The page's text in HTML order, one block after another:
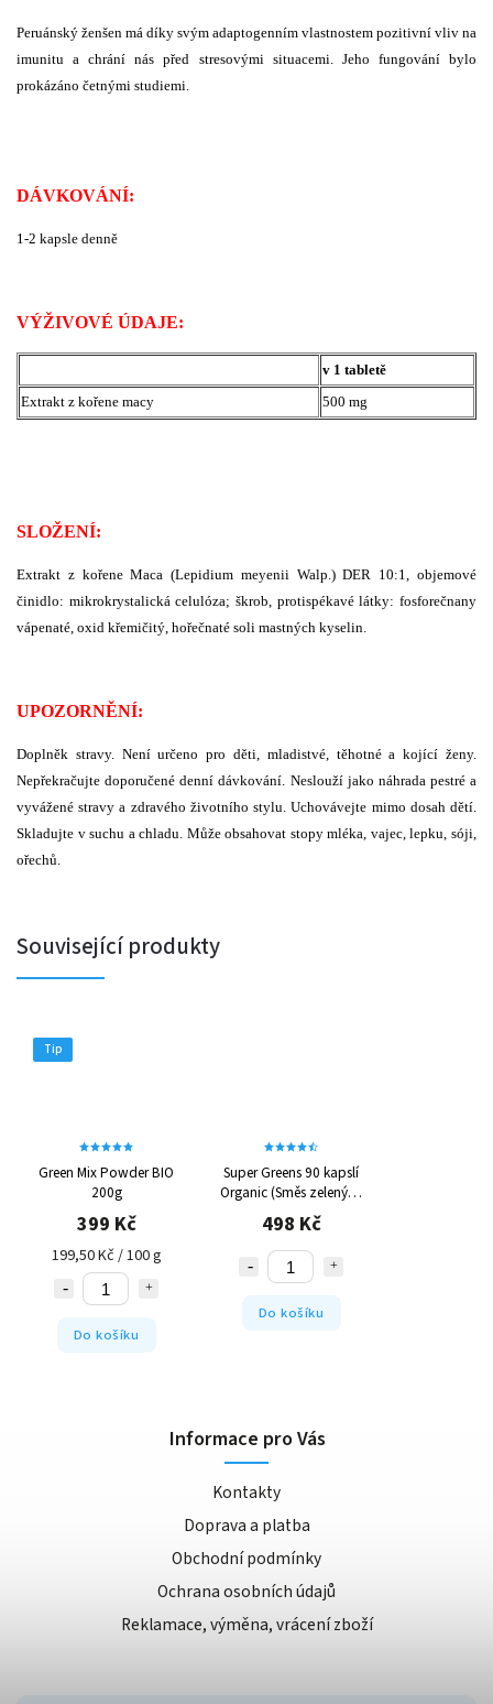
Peruánský ženšen má díky svým adaptogenním vlastnostem pozitivní vliv na
imunitu a chrání nás před stresovými situacemi. Jeho fungování bylo
prokázáno četnými studiemi.
DÁVKOVÁNÍ:
1-2 kapsle denně
VÝŽIVOVÉ ÚDAJE:
v 1 tabletě
Extrakt z kořene macy
500 mg
SLOŽENÍ:
Extrakt z kořene Maca (Lepidium meyenii Walp.) DER 10:1, objemové
činidlo: mikrokrystalická celulóza; škrob, protispékavé látky: fosforečnany
vápenaté, oxid křemičitý, hořečnaté soli mastných kyselin.
UPOZORNĚNÍ:
Doplněk stravy. Není určeno pro děti, mladistvé, těhotné a kojící ženy.
Nepřekračujte doporučené denní dávkování. Neslouží jako náhrada pestré a
vyvážené stravy a zdravého životního stylu. Uchovávejte mimo dosah dětí.
Skladujte v suchu a chladu. Může obsahovat stopy mléka, vajec, lepku, sóji,
ořechů.
Související produkty
Tip
Green Mix Powder BIO
200g
399 Kč
199,50 Kč / 100 g
Do košíku
Super Greens 90 kapslí
Organic (Směs zelených
superpotravin)
498 Kč
Do košíku
Informace pro Vás
Kontakty
Doprava a platba
Obchodní podmínky
Ochrana osobních údajů
Reklamace, výměna, vrácení zboží